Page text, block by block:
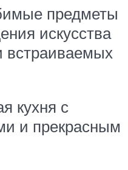
предметы
искусства
встраиваемых
кухня с
и прекрасным